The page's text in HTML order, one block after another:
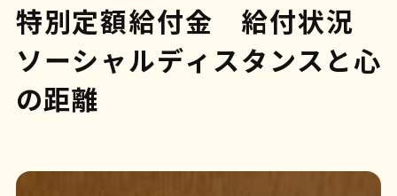
特別定額給付金 給付状況
ソーシャルディスタンスと心
の距離